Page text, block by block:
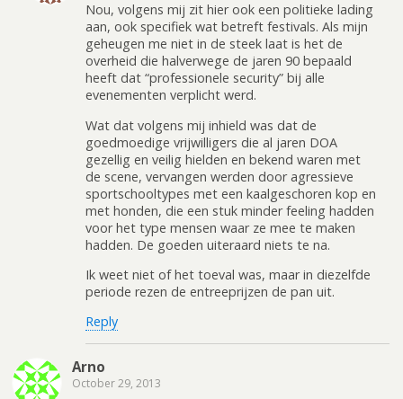
Nou, volgens mij zit hier ook een politieke lading
aan, ook specifiek wat betreft festivals. Als mijn
geheugen me niet in de steek laat is het de
overheid die halverwege de jaren 90 bepaald
heeft dat “professionele security” bij alle
evenementen verplicht werd.
Wat dat volgens mij inhield was dat de
goedmoedige vrijwilligers die al jaren DOA
gezellig en veilig hielden en bekend waren met
de scene, vervangen werden door agressieve
sportschooltypes met een kaalgeschoren kop en
met honden, die een stuk minder feeling hadden
voor het type mensen waar ze mee te maken
hadden. De goeden uiteraard niets te na.
Ik weet niet of het toeval was, maar in diezelfde
periode rezen de entreeprijzen de pan uit.
Reply
Arno
October 29, 2013